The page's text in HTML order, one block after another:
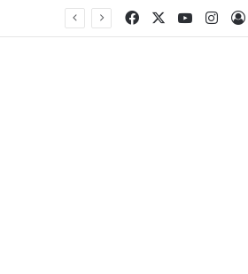
FacebookYouTube